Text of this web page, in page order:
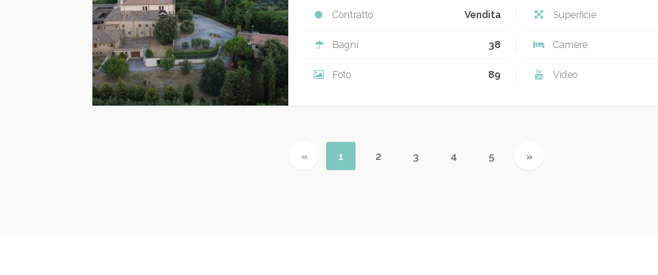
Contratto Vendita Superficie
Bagni 38 Camere
Foto 89 Video
« Previous
1 (current)
2 3 4 5 »